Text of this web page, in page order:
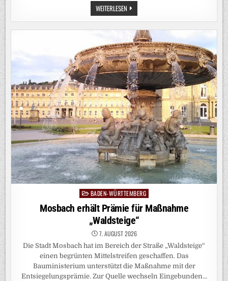
WEITERLESEN ANSCHLAGSVERSUCH
IN
LEIPZIG:
ÜBERNIMMT
ERMITTLUNGEN
ZU
DROHNEN-
VORFALL
PostedBADEN-WÜRTTEMBERG
Mosbach erhält Prämie für Maßnahme
„Waldsteige“
7. AUGUST 2026
Die Stadt Mosbach hat im Bereich der Straße „Waldsteige“
einen begrünten Mittelstreifen geschaffen. Das
Bauministerium unterstützt die Maßnahme mit der
Entsiegelungsprämie. Zur Quelle wechseln Eingebunden…